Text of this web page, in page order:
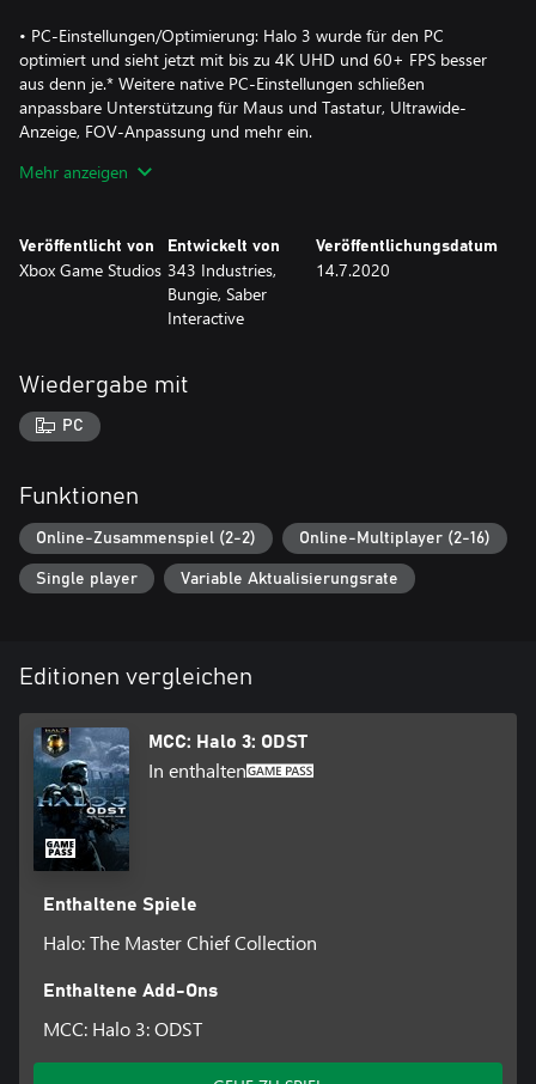
• PC-Einstellungen/Optimierung: Halo 3 wurde für den PC
optimiert und sieht jetzt mit bis zu 4K UHD und 60+ FPS besser
aus denn je.* Weitere native PC-Einstellungen schließen
anpassbare Unterstützung für Maus und Tastatur, Ultrawide-
Anzeige, FOV-Anpassung und mehr ein.
• Kampagne: Erleben Sie das nächste Kapitel der Halo-Saga und
• Multiplayer: Setzen Sie Ihr Abenteuer in Halo auf 24
Multiplayer-Karten aus dem kultigen Halo 3 mit einem gänzlich
aktualisierten Fortschrittssystem in Halo: The Master Chief
Tool neue Spielweisen und nutzen Sie den Kino-Modus, um ihre
liebsten Momente mit der Community zu teilen.
Mehr anzeigen
Veröffentlicht von
Xbox Game Studios
Entwickelt von
343 Industries,
Bungie, Saber
Interactive
Veröffentlichungsdatum
14.7.2020
Wiedergabe mit
PC
Funktionen
Online-Zusammenspiel (2-2) Online-Multiplayer (2-16)
Single player Variable Aktualisierungsrate
Editionen vergleichen
MCC: Halo 3: ODST
In enthalten
Enthaltene Spiele
Halo: The Master Chief Collection
Enthaltene Add-Ons
MCC: Halo 3: ODST